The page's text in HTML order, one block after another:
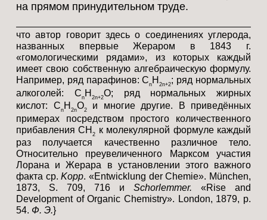
на прямом принудительном труде.
что автор говорит здесь о соединениях углерода,
названных впервые Жераром в 1843 г.
«гомологическими рядами», из которых каждый
имеет свою собственную алгебраическую формулу.
Например, ряд парафинов: Cn H2n+2; ряд нормальных
алкоголей: Cn H 2n+2O; ряд нормальных жирных
кислот: Cn H 2nO2и многие другие. В приведённых
примерах посредством простого количественного
прибавления CH 2
к молекулярной формуле каждый
раз получается качественно различное тело.
Относительно преувеличенного Марксом участия
Лорана и Жерара в установлении этого важного
факта ср.Kopp. «Entwicklung der Chemie». München,
1873, S. 709, 716 и Schorlemmer. «Rise and
Development of Organic Chemistry». London, 1879, p.
54. Ф. Э.}